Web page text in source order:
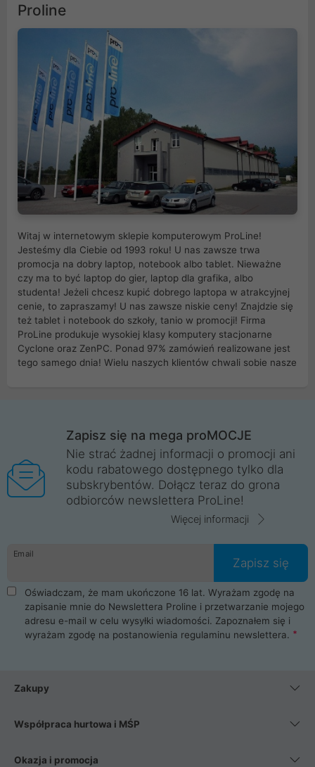
Proline
Witaj w internetowym sklepie komputerowym ProLine!
Jesteśmy dla Ciebie od 1993 roku! U nas zawsze trwa
promocja na dobry laptop, notebook albo tablet. Nieważne
czy ma to być laptop do gier, laptop dla grafika, albo
studenta! Jeżeli chcesz kupić dobrego laptopa w atrakcyjnej
cenie, to zapraszamy! U nas zawsze niskie ceny! Znajdzie się
też tablet i notebook do szkoły, tanio w promocji! Firma
ProLine produkuje wysokiej klasy komputery stacjonarne
Cyclone oraz ZenPC. Ponad 97% zamówień realizowane jest
tego samego dnia! Wielu naszych klientów chwali sobie nasze
Wrocław, Poznań, Legnica, Katowice, Gliwice, Kalisz, Bytom,
Trzebnica, Opole. Szybka i profesjonalna obsługa!
ProLine to polska firma ze 100% polskim kapitałem. Działamy
legalnie i płacimy podatki w naszym kraju! Posiadamy siedzibę
główną w Mirkowie oraz salony na terenie kraju. Cała
komunikacja ze sklepem komputerowym ProLine jest
danych osobowych. Dlatego zakup notebooka albo laptopa w
ProLine to czysta przyjemność i pełne bezpieczeństwo.
Zaopatrzysz się u nas w akcesoria i części komputerowe
takie jak procesory, karty graficzne, płyty główne, pamięci,
dyski SSD, M.2 oraz HDD. Nasi pracownicy pomogą Ci wybrać
najlepszy zasilacz komputerowy oraz obudowę do komputera.
Poza komputerami mamy również najlepsze na rynku
Smartfony takich producentów jak Xiaomi, Apple, Samsung i
wentylatory. Na koniec mając już to wszystko, możesz
Zapisz się na mega proMOCJE
Nie strać żadnej informacji o promocji ani
kodu rabatowego dostępnego tylko dla
subskrybentów. Dołącz teraz do grona
odbiorców newslettera ProLine!
Więcej informacji
Email
Zapisz się
Oświadczam, że mam ukończone 16 lat. Wyrażam zgodę na
zapisanie mnie do Newslettera Proline i przetwarzanie mojego
adresu e-mail w celu wysyłki wiadomości. Zapoznałem się i
wyrażam zgodę na postanowienia regulaminu newslettera.
Zakupy
Współpraca hurtowa i MŚP
Okazja i promocja